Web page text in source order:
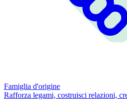
Famiglia d'origine
Rafforza legami, costruisci relazioni,